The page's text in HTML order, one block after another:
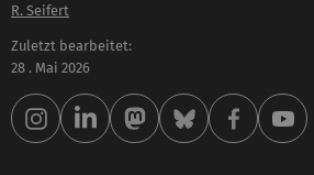
R. Seifert
Zuletzt bearbeitet:
28 . Mai 2026